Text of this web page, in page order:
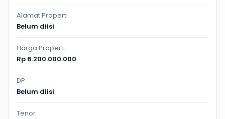
Alamat Properti
Belum diisi
Harga Properti
Rp 6.200.000.000
DP
Belum diisi
Tenor